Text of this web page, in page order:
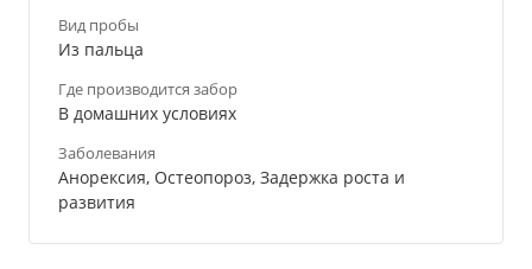
Вид пробы
Из пальца
Где производится забор
В домашних условиях
Заболевания
Анорексия, Остеопороз, Задержка роста и
развития